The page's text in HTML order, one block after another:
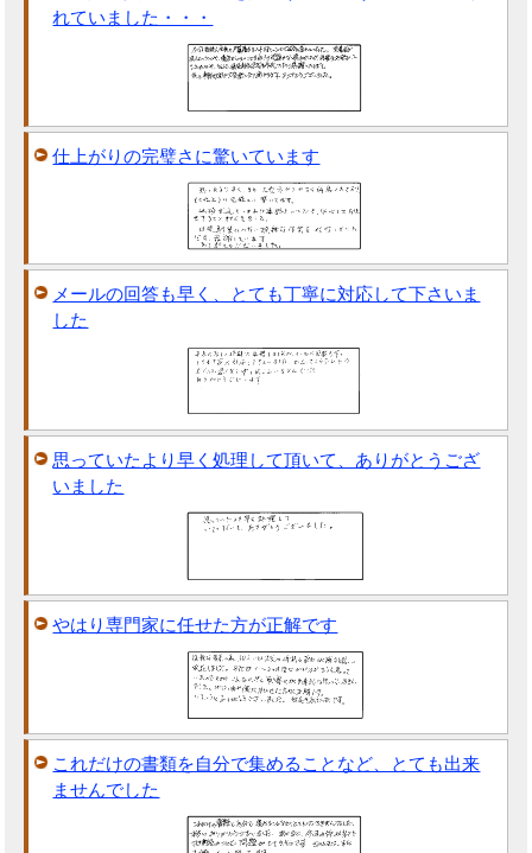
れていました・・・
仕上がりの完璧さに驚いています
メールの回答も早く、とても丁寧に対応して下さいま
した
思っていたより早く処理して頂いて、ありがとうござ
いました
やはり専門家に任せた方が正解です
これだけの書類を自分で集めることなど、とても出来
ませんでした